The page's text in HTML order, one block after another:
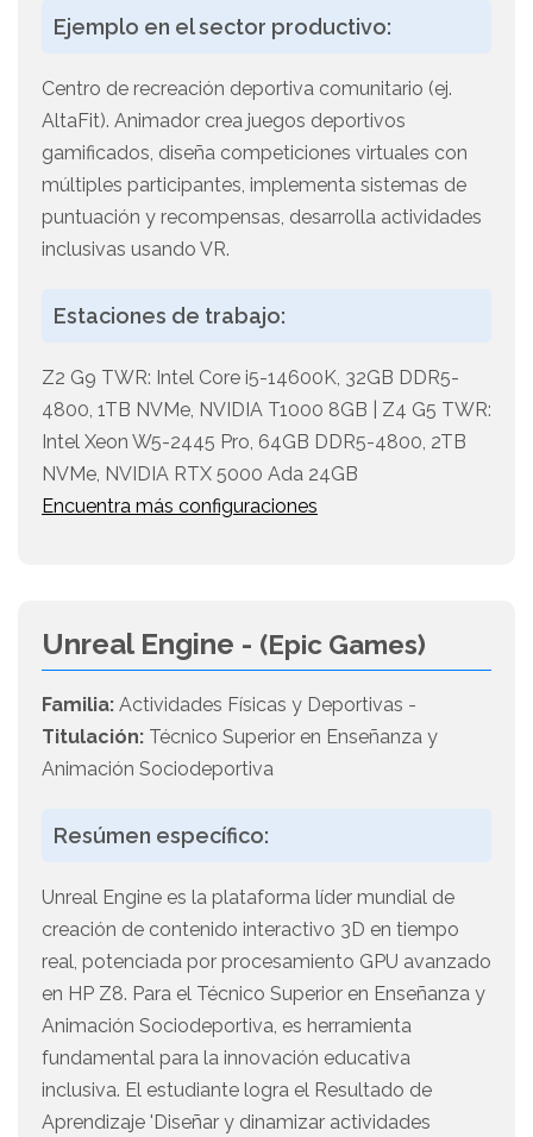
Ejemplo en el sector productivo:
Centro de recreación deportiva comunitario (ej.
AltaFit). Animador crea juegos deportivos
gamificados, diseña competiciones virtuales con
múltiples participantes, implementa sistemas de
puntuación y recompensas, desarrolla actividades
inclusivas usando VR.
Estaciones de trabajo:
Z2 G9 TWR: Intel Core i5-14600K, 32GB DDR5-
4800, 1TB NVMe, NVIDIA T1000 8GB | Z4 G5 TWR:
Intel Xeon W5-2445 Pro, 64GB DDR5-4800, 2TB
NVMe, NVIDIA RTX 5000 Ada 24GB
Encuentra más configuraciones
Unreal Engine - (Epic Games)
Familia: Actividades Físicas y Deportivas -
Titulación: Técnico Superior en Enseñanza y
Animación Sociodeportiva
Resúmen específico:
Unreal Engine es la plataforma líder mundial de
creación de contenido interactivo 3D en tiempo
real, potenciada por procesamiento GPU avanzado
en HP Z8. Para el Técnico Superior en Enseñanza y
Animación Sociodeportiva, es herramienta
fundamental para la innovación educativa
inclusiva. El estudiante logra el Resultado de
Aprendizaje 'Diseñar y dinamizar actividades